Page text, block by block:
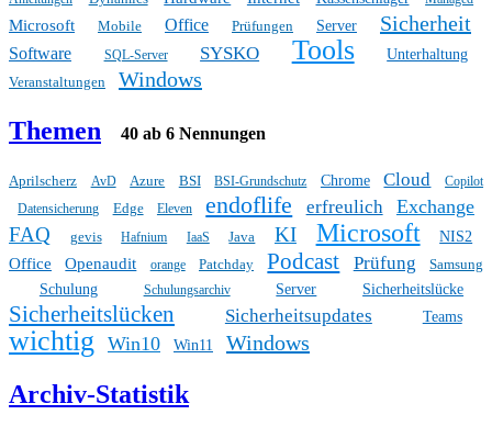
Microsoft Mobile Office Prüfungen Server Sicherheit
Software SQL-Server SYSKO Tools
Unterhaltung
Veranstaltungen
Windows
Themen 40 ab 6 Nennungen
Aprilscherz AvD Azure BSI BSI-Grundschutz Chrome Cloud
Copilot
Datensicherung
Edge Eleven endoflife erfreulich Exchange
FAQ gevis Hafnium IaaS Java KI Microsoft NIS2
Office Openaudit orange Patchday Podcast Prüfung
Samsung
Schulung
Schulungsarchiv Server Sicherheitslücke
Sicherheitslücken Sicherheitsupdates Teams
wichtig Win10 Win11 Windows
Archiv-Statistik